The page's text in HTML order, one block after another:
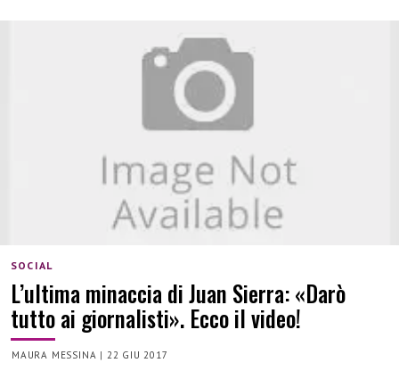
SOCIAL
L’ultima minaccia di Juan Sierra: «Darò
tutto ai giornalisti». Ecco il video!
MAURA MESSINA | 22 GIU 2017